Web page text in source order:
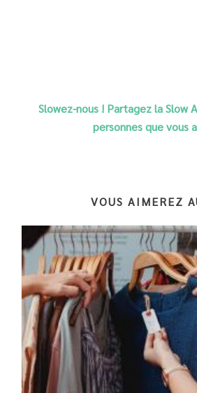
Slowez-nous ! Partagez la Slow
personnes que vous
VOUS AIMEREZ